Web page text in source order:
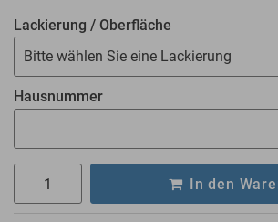
Lackierung / Oberfläche
Bitte wählen Sie eine Lackierung
Hausnummer
In den